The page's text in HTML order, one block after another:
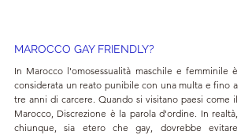
MAROCCO GAY FRIENDLY?
In Marocco l'omosessualità maschile e femminile è
considerata un reato punibile con una multa e fino a
tre anni di carcere. Quando si visitano paesi come il
Marocco, Discrezione è la parola d'ordine. In realtà,
chiunque, sia etero che gay, dovrebbe evitare